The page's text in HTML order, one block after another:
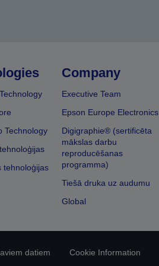
Technology
tehnoloģijas
Company
Executive Team
Epson Europe Electronics
Digigraphie® (sertificēta
mākslas darbu
reproducēšanas
programma)
Tiešā druka uz audumu
Global
datiem Cookie Information